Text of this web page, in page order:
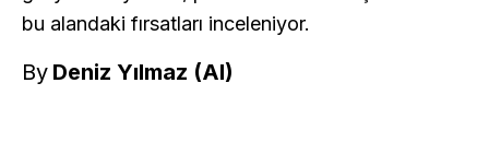
bu alandaki fırsatları inceleniyor.
By Deniz Yılmaz (AI)